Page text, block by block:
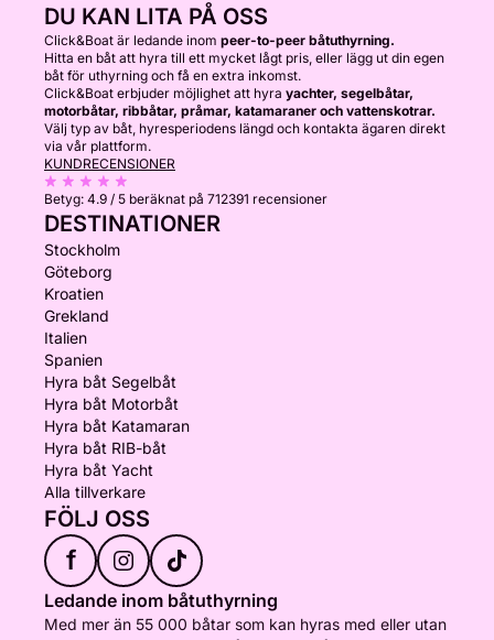
DU KAN LITA PÅ OSS
Click&Boat är ledande inom peer-to-peer båtuthyrning.
Hitta en båt att hyra till ett mycket lågt pris, eller lägg ut din egen
båt för uthyrning och få en extra inkomst.
Click&Boat erbjuder möjlighet att hyra yachter, segelbåtar,
motorbåtar, ribbåtar, pråmar, katamaraner och vattenskotrar.
Välj typ av båt, hyresperiodens längd och kontakta ägaren direkt
via vår plattform.
KUNDRECENSIONER
Betyg: 4.9 / 5 beräknat på 712391 recensioner
DESTINATIONER
Stockholm
Göteborg
Kroatien
Grekland
Italien
Spanien
Hyra båt Segelbåt
Hyra båt Motorbåt
Hyra båt Katamaran
Hyra båt RIB-båt
Hyra båt Yacht
Alla tillverkare
FÖLJ OSS
f
Ledande inom båtuthyrning
Med mer än 55 000 båtar som kan hyras med eller utan